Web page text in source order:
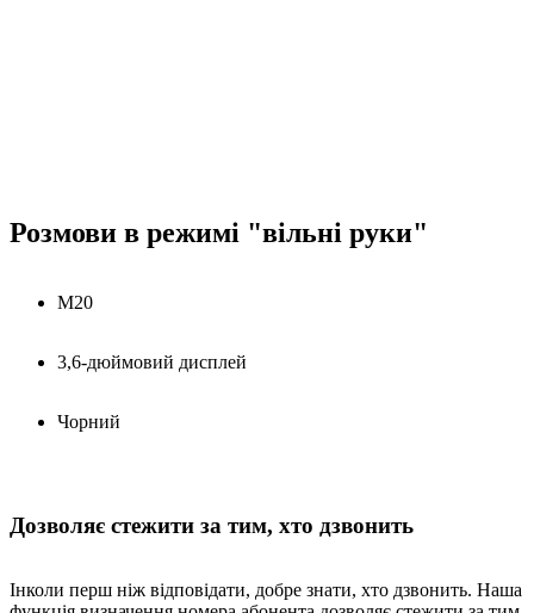
Розмови в режимі "вільні руки"
M20
3,6-дюймовий дисплей
Чорний
Дозволяє стежити за тим, хто дзвонить
Інколи перш ніж відповідати, добре знати, хто дзвонить. Наша